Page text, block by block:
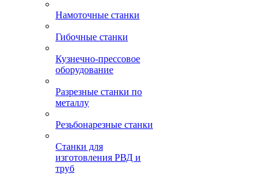
Намоточные станки
Гибочные станки
Кузнечно-прессовое
оборудование
Разрезные станки по
металлу
Резьбонарезные станки
Станки для
изготовления РВД и
труб